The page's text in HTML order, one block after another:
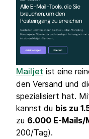
Mailjet ist eine
den Versand und
spezialisiert hat.
kannst du bis zu
zu 6.000 E-Mails/
200/Tag).